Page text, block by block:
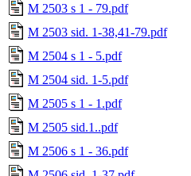
M 2503 s 1 - 79.pdf
M 2503 sid. 1-38,41-79.pdf
M 2504 s 1 - 5.pdf
M 2504 sid. 1-5.pdf
M 2505 s 1 - 1.pdf
M 2505 sid.1..pdf
M 2506 s 1 - 36.pdf